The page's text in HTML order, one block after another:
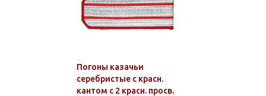
Погоны казачьи
серебристые с красн.
кантом с 2 красн. просв.